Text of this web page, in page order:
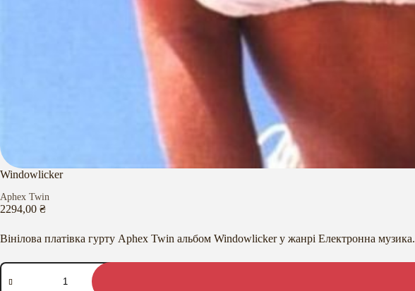
Windowlicker
Aphex Twin
2294,00 ₴
Вінілова платівка гурту Aphex Twin альбом Windowlicker у жанрі Електронна музика.
Windowlicker
кількість